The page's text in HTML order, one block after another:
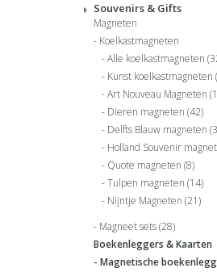
Souvenirs & Gifts
Magneten
Koelkastmagneten
Alle koelkastmagneten
Kunst koelkastmagneten
Art Nouveau Magneten
Dieren magneten (42)
Delfts Blauw magneten
Holland Souvenir
Quote magneten (8)
Tulpen magneten (14)
Nijntje Magneten (21)
Magneet sets(28)
Boekenleggers & Kaarten
Magnetische